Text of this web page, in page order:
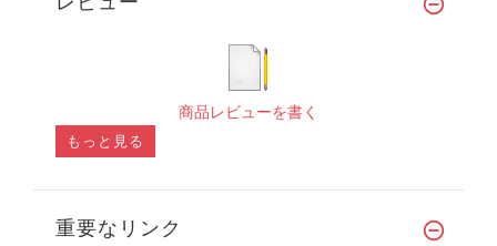
商品レビューを書く
もっと見る
重要なリンク